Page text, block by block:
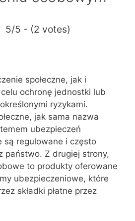
5/5 - (2 votes)
społeczne, jak i
ochronę jednostki lub
ryzykami.
jak sama nazwa
ubezpieczeń
są regulowane i często
państwo. Z drugiej strony,
to produkty oferowane
ubezpieczeniowe, które
składki płatne przez